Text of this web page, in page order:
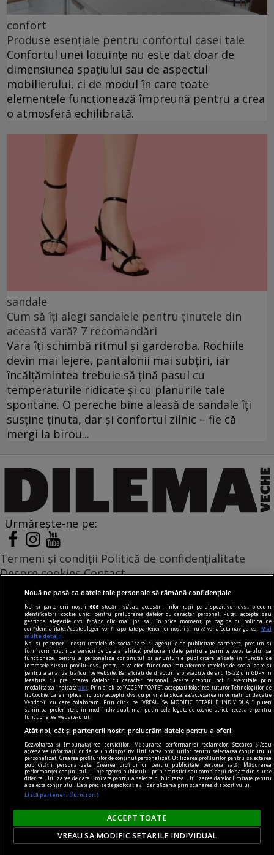
confort
Produse esențiale pentru confortul casei tale
Confortul unei locuințe nu este dat doar de
dimensiunea spațiului sau de aspectul
mobilierului, ci de modul în care toate
elementele funcționează împreună pentru a crea
o atmosferă echilibrată.
sandale
Cum să îți alegi sandalele pentru ținutele din
această vară? 7 recomandări
Vara îți schimbă ritmul și garderoba. Rochiile
devin mai lejere, pantalonii mai subțiri, iar
încălțămintea trebuie să țină pasul cu
temperaturile ridicate și cu planurile tale
spontane. O pereche bine aleasă de sandale îți
susține ținuta, dar și confortul zilnic – fie că
mergi la birou...
Urmărește-ne pe:
Termeni și condiții Politică de confidențialitate
Despre cookies Contact
Modifică preferințe pentru confidențialitate
© Toate drepturile rezervate Adevarul Holding 2026
Din rețeaua Adevărul Holding:
Adevarul.ro
Click.ro
ClickPoftaBuna.ro
ClickSanatate.ro
ClickPentruFemei.ro
DilemaVeche.ro
OkMagazine.ro
Historia.ro
Nouă ne pasă ca datele tale personale să rămână confidențiale
Noi și partenerii noștri606 stocăm și/sau accesăm informații pe dispozitivul dvs., precum
identificatorii cookie unici pentru prelucrarea datelor cu caracter personal. Puteți accepta sau
gestiona alegerile dvs. făcând clic mai jos sau în orice moment, pe pagina cu politica de
confidențialitate. Aceste alegeri vor fi raportate partenerilor noștri și nu vă vor afecta navigarea.
Mai
multe detalii
Noi si partenerii nostri (retelele de socializare si agentiile de publicitate partenere, precum si
furnizorii nostri de servicii de date analitice) prelucram date pentru a permite website-ului sa
functioneze, pentru a personaliza continutul si anunturile publicitare afisate in functie de
interesele si/sau profilul dvs., pentru a va oferi functionalitati aferente retelelor de socializare si
pentru a analiza traficul pe website. Beneficiati de drepturile prevazute de art. 15-22 din GDPR in
legatura cu prelucrarea datelor cu caracter personal. Aceste drepturi pot fi exercitate prin
modalitatea indicataaici
. Prin click pe “ACCEPT TOATE”, acceptati folosirea tuturor Tehnologiilor de
tip Cookie, care implica inclusiv acceptul dvs. cu privire la stocarea/accesarea informatiilor de catre
Vendor-ii cu care colaboram. Prin click pe “VREAU SA MODIFIC SETARILE INDIVIDUAL” puteti
schimba preferintele in mod individual, mai putin cele legate de cookie strict necesare pentru
functionarea website-ului.
Atât noi, cât și partenerii noștri prelucrăm datele pentru a oferi:
Dezvoltarea și îmbunătățirea serviciilor. Măsurarea performanței reclamelor. Stocarea și/sau
accesarea informațiilor de pe un dispozitiv. Utilizarea profilurilor pentru selectarea conținutului
personalizat. Crearea profilurilor de conținut personalizat. Utilizarea profilurilor pentru selectarea
publicității personalizate. Crearea profilurilor pentru publicitate personalizată. Măsurarea
performanței conținutului. Înțelegerea publicului prin statistici sau combinații de date din surse
diferite. Utilizarea de date limitate pentru a selecta publicitatea. Utilizarea datelor limitate pentru
a selecta conținutul. Date precise de geolocație și identificarea prin scanarea dispozitivului.
Listă parteneri (furnizori)
ACCEPT TOATE
VREAU SA MODIFIC SETARILE INDIVIDUAL